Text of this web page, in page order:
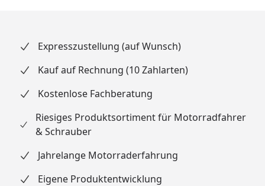
Expresszustellung (auf Wunsch)
Kauf auf Rechnung (10 Zahlarten)
Kostenlose Fachberatung
Riesiges Produktsortiment für Motorradfahrer
& Schrauber
Jahrelange Motorraderfahrung
Eigene Produktentwicklung